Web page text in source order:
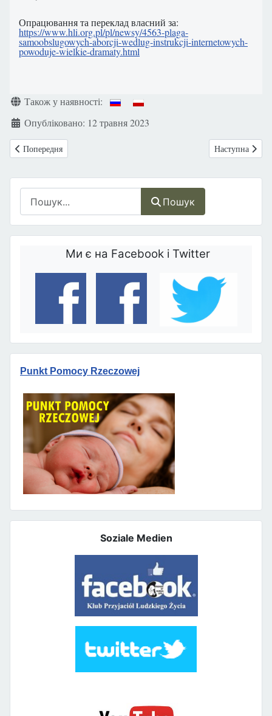
Пошук
Ми є на Facebook і Twitter
Punkt Pomocy Rzeczowej
Soziale Medien
Опрацювання та переклад власний за:
https://www.hli.org.pl/pl/newsy/4563-plaga-
samoobslugowych-aborcji-wedlug-instrukcji-internetowych-
powoduje-wielkie-dramaty.html
ДеталіТакож у наявності:
Опубліковано: 12 травня 2023
Попередня стаття: Сповідь чоловіка, який проміняв мудру дружину
Попередня Наступна
Наступна